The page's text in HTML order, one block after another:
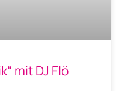
mit DJ Flö